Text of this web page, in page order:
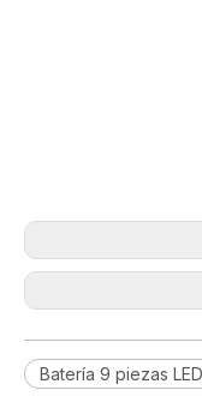
Batería 9 piezas